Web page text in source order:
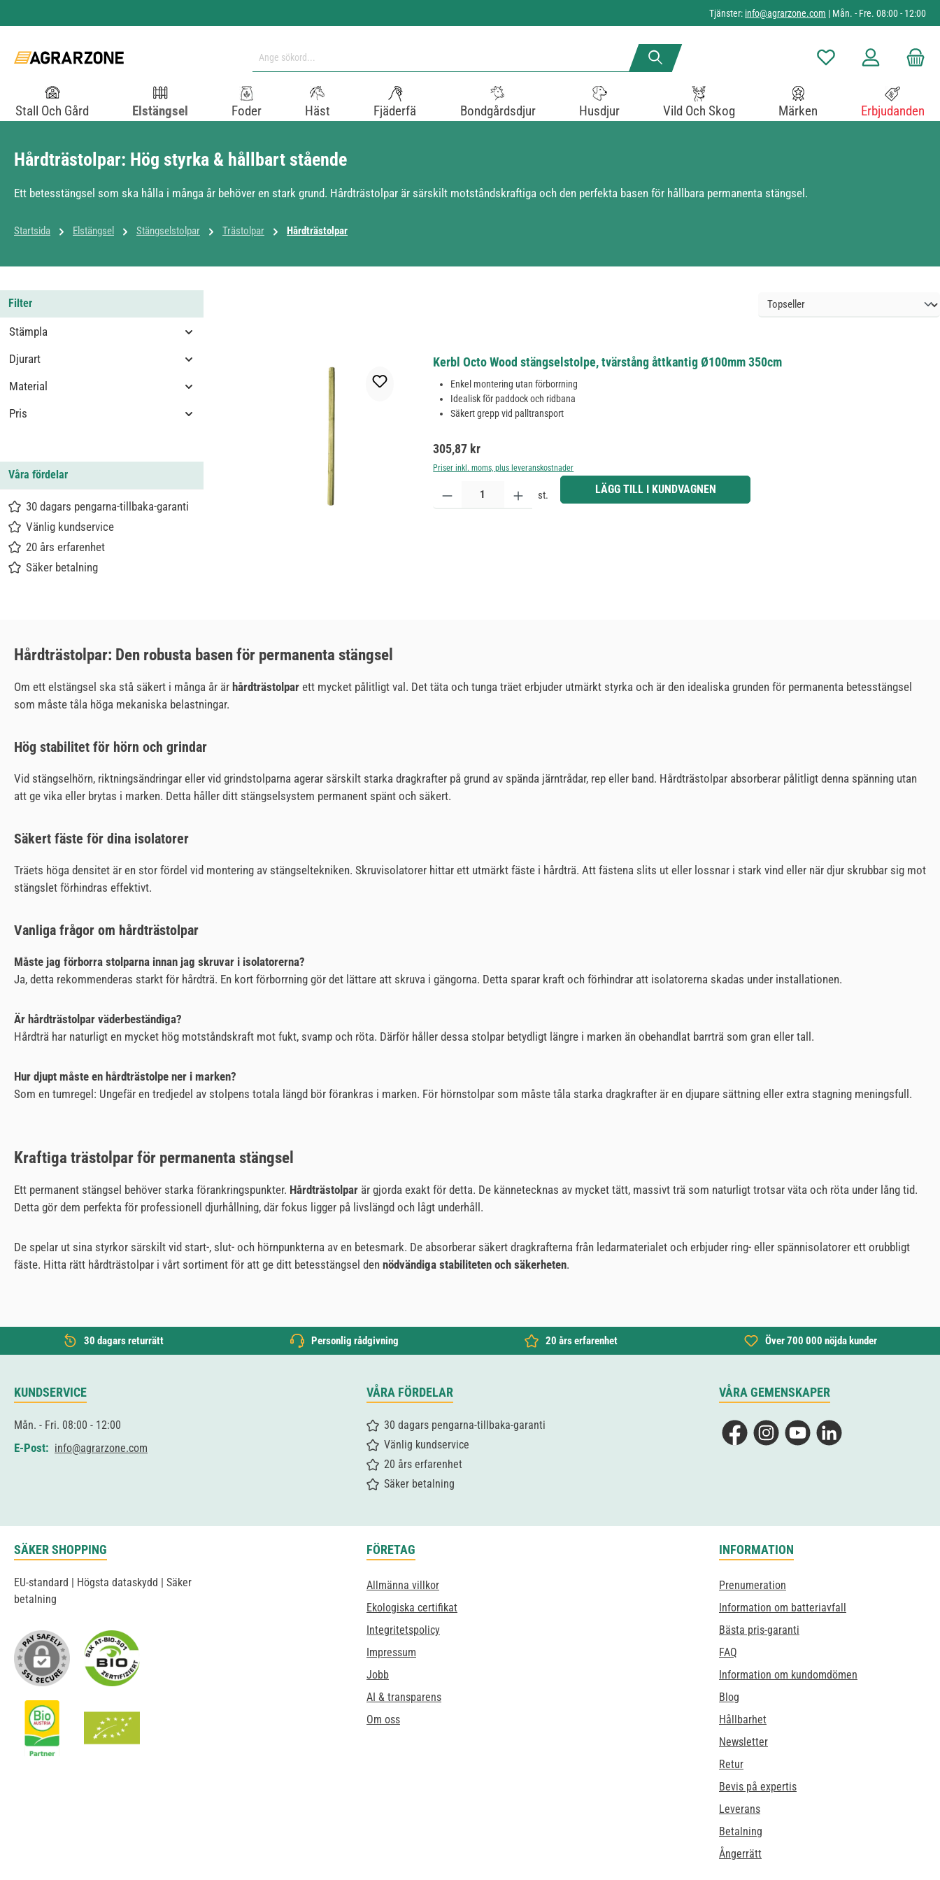
Tjänster: info@agrarzone.com | Mån. - Fre. 08:00 - 12:00
Du har 0 objekt i
Stall Och Gård Elstängsel Foder Häst Fjäderfä Bondgårdsdjur Husdjur Vild Och Skog Märken Erbjudanden
Hårdträstolpar: Hög styrka & hållbart stående
Ett betesstängsel som ska hålla i många år behöver en stark grund. Hårdträstolpar är särskilt motståndskraftiga och den perfekta basen för hållbara permanenta stängsel.
Startsida Elstängsel Stängselstolpar Trästolpar Hårdträstolpar
Filter
Stämpla
Djurart
Material
Pris
Våra fördelar
30 dagars pengarna-tillbaka-garanti
Vänlig kundservice
20 års erfarenhet
Säker betalning
Kerbl Octo Wood stängselstolpe, tvärstång åttkantig Ø100mm 350cm
Enkel montering utan förborrning
Idealisk för paddock och ridbana
Säkert grepp vid palltransport
Ordinarie pris:
305,87 kr
Priser inkl. moms, plus leveranskostnader
Produktkvantitet: Ange önskat belopp eller använd knapparna för att öka eller minska kvantiteten.
st. LÄGG TILL I KUNDVAGNEN
Hårdträstolpar: Den robusta basen för permanenta stängsel
Om ett elstängsel ska stå säkert i många år är hårdträstolpar ett mycket pålitligt val. Det täta och tunga träet erbjuder utmärkt styrka och är den idealiska grunden för permanenta betesstängsel
som måste tåla höga mekaniska belastningar.
Hög stabilitet för hörn och grindar
Vid stängselhörn, riktningsändringar eller vid grindstolparna agerar särskilt starka dragkrafter på grund av spända järntrådar, rep eller band. Hårdträstolpar absorberar pålitligt denna spänning utan
att ge vika eller brytas i marken. Detta håller ditt stängselsystem permanent spänt och säkert.
Säkert fäste för dina isolatorer
Träets höga densitet är en stor fördel vid montering av stängseltekniken. Skruvisolatorer hittar ett utmärkt fäste i hårdträ. Att fästena slits ut eller lossnar i stark vind eller när djur skrubbar sig mot
stängslet förhindras effektivt.
Vanliga frågor om hårdträstolpar
Måste jag förborra stolparna innan jag skruvar i isolatorerna?
Ja, detta rekommenderas starkt för hårdträ. En kort förborrning gör det lättare att skruva i gängorna. Detta sparar kraft och förhindrar att isolatorerna skadas under installationen.
Är hårdträstolpar väderbeständiga?
Hårdträ har naturligt en mycket hög motståndskraft mot fukt, svamp och röta. Därför håller dessa stolpar betydligt längre i marken än obehandlat barrträ som gran eller tall.
Hur djupt måste en hårdträstolpe ner i marken?
Som en tumregel: Ungefär en tredjedel av stolpens totala längd bör förankras i marken. För hörnstolpar som måste tåla starka dragkrafter är en djupare sättning eller extra stagning meningsfull.
Kraftiga trästolpar för permanenta stängsel
Ett permanent stängsel behöver starka förankringspunkter. Hårdträstolpar är gjorda exakt för detta. De kännetecknas av mycket tätt, massivt trä som naturligt trotsar väta och röta under lång tid.
Detta gör dem perfekta för professionell djurhållning, där fokus ligger på livslängd och lågt underhåll.
De spelar ut sina styrkor särskilt vid start-, slut- och hörnpunkterna av en betesmark. De absorberar säkert dragkrafterna från ledarmaterialet och erbjuder ring- eller spännisolatorer ett orubbligt
fäste. Hitta rätt hårdträstolpar i vårt sortiment för att ge ditt betesstängsel den nödvändiga stabiliteten och säkerheten.
30 dagars returrätt Personlig rådgivning 20 års erfarenhet Över 700 000 nöjda kunder
KUNDSERVICE
Mån. - Fri. 08:00 - 12:00
E-Post: info@agrarzone.com
VÅRA FÖRDELAR
30 dagars pengarna-tillbaka-garanti
Vänlig kundservice
20 års erfarenhet
Säker betalning
VÅRA GEMENSKAPER
FacebookInstagramYouTubeLinkedIn
SÄKER SHOPPING
EU-standard | Högsta dataskydd | Säker
betalning
FÖRETAG
Allmänna villkor
Ekologiska certifikat
Integritetspolicy
Impressum
Jobb
AI & transparens
Om oss
INFORMATION
Prenumeration
Information om batteriavfall
Bästa pris-garanti
FAQ
Information om kundomdömen
Blog
Hållbarhet
Newsletter
Retur
Bevis på expertis
Leverans
Betalning
Ångerrätt